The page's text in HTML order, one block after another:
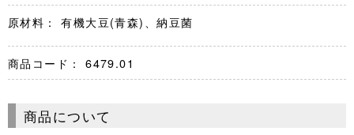
原材料： 有機大豆(青森)、納豆菌
商品コード： 6479.01
商品について